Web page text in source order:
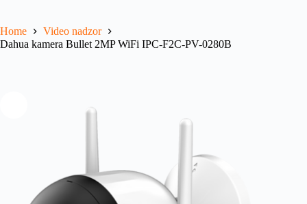
Home
Video nadzor
Dahua kamera Bullet 2MP WiFi IPC-F2C-PV-0280B